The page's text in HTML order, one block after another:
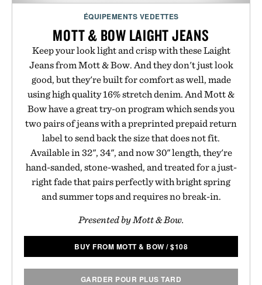
ÉQUIPEMENTS VEDETTES
MOTT & BOW LAIGHT JEANS
Keep your look light and crisp with these Laight
Jeans from Mott & Bow. And they don't just look
good, but they're built for comfort as well, made
using high quality 16% stretch denim. And Mott &
Bow have a great try-on program which sends you
two pairs of jeans with a preprinted prepaid return
label to send back the size that does not fit.
Available in 32", 34", and now 30" length, they're
hand-sanded, stone-washed, and treated for a just-
right fade that pairs perfectly with bright spring
and summer tops and requires no break-in.
Presented by Mott & Bow.
BUY FROM MOTT & BOW /$108
GARDER POUR PLUS TARD